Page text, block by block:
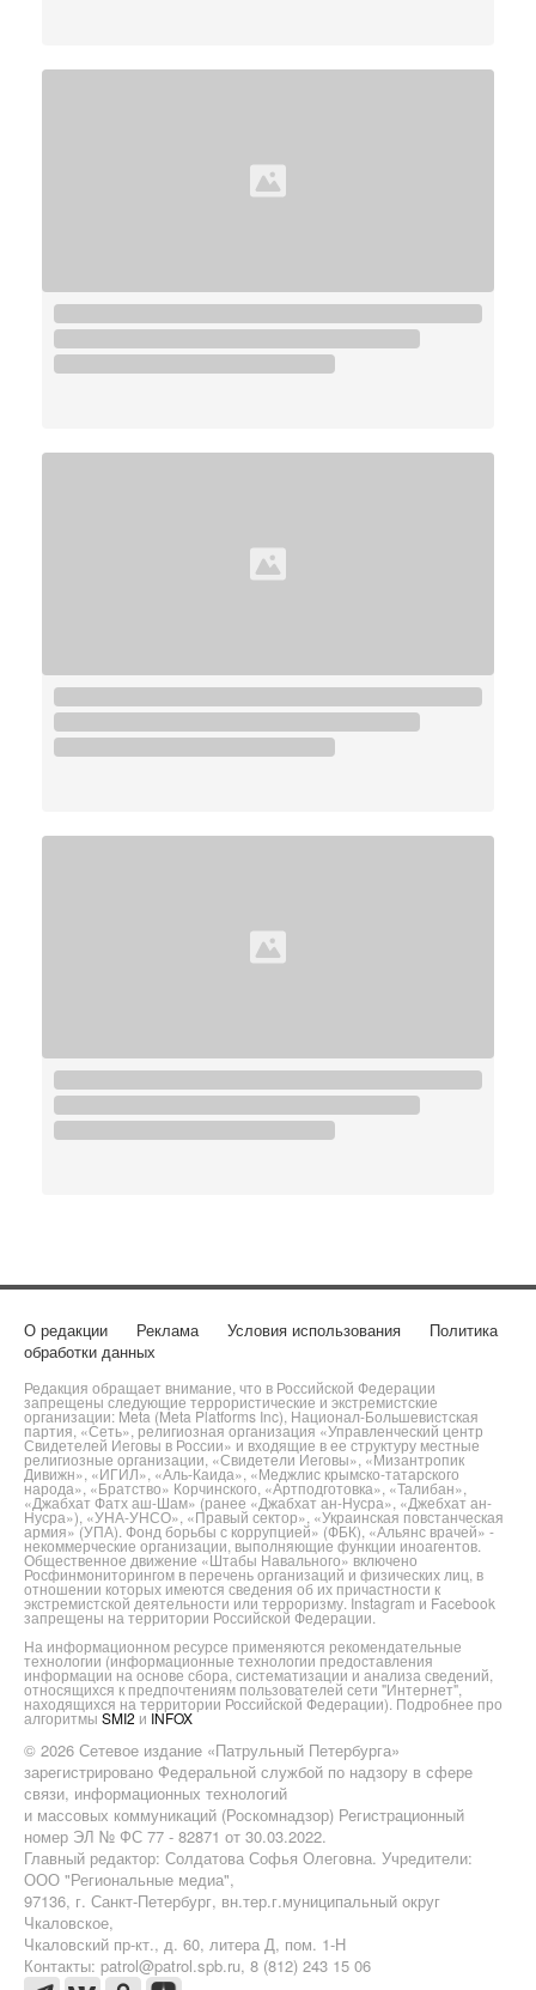
О редакции Реклама Условия использования
Политика
обработки данных
Редакция обращает внимание, что в Российской Федерации
запрещены следующие террористические и экстремистские
организации: Meta (Meta Platforms Inc), Национал-Большевистская
партия, «Сеть», религиозная организация «Управленческий центр
Свидетелей Иеговы в России» и входящие в ее структуру местные
религиозные организации, «Свидетели Иеговы», «Мизантропик
Дивижн», «ИГИЛ», «Аль-Каида», «Меджлис крымско-татарского
народа», «Братство» Корчинского, «Артподготовка», «Талибан»,
«Джабхат Фатх аш-Шам» (ранее «Джабхат ан-Нусра», «Джебхат ан-
Нусра»), «УНА-УНСО», «Правый сектор», «Украинская повстанческая
армия» (УПА). Фонд борьбы с коррупцией» (ФБК), «Альянс врачей» -
некоммерческие организации, выполняющие функции иноагентов.
Общественное движение «Штабы Навального» включено
Росфинмониторингом в перечень организаций и физических лиц, в
отношении которых имеются сведения об их причастности к
экстремистской деятельности или терроризму. Instagram и Facebook
запрещены на территории Российской Федерации.
На информационном ресурсе применяются рекомендательные
технологии (информационные технологии предоставления
информации на основе сбора, систематизации и анализа сведений,
относящихся к предпочтениям пользователей сети "Интернет",
находящихся на территории Российской Федерации). Подробнее про
алгоритмы SMI2 и INFOX
© 2026 Сетевое издание «Патрульный Петербурга»
зарегистрировано Федеральной службой по надзору в сфере
связи, информационных технологий
и массовых коммуникаций (Роскомнадзор) Регистрационный
номер ЭЛ № ФС 77 - 82871 от 30.03.2022.
Главный редактор: Солдатова Софья Олеговна. Учредители:
ООО "Региональные медиа",
97136, г. Санкт-Петербург, вн.тер.г.муниципальный округ
Чкаловское,
Чкаловский пр-кт., д. 60, литера Д, пом. 1-Н
Контакты: patrol@patrol.spb.ru, 8 (812) 243 15 06